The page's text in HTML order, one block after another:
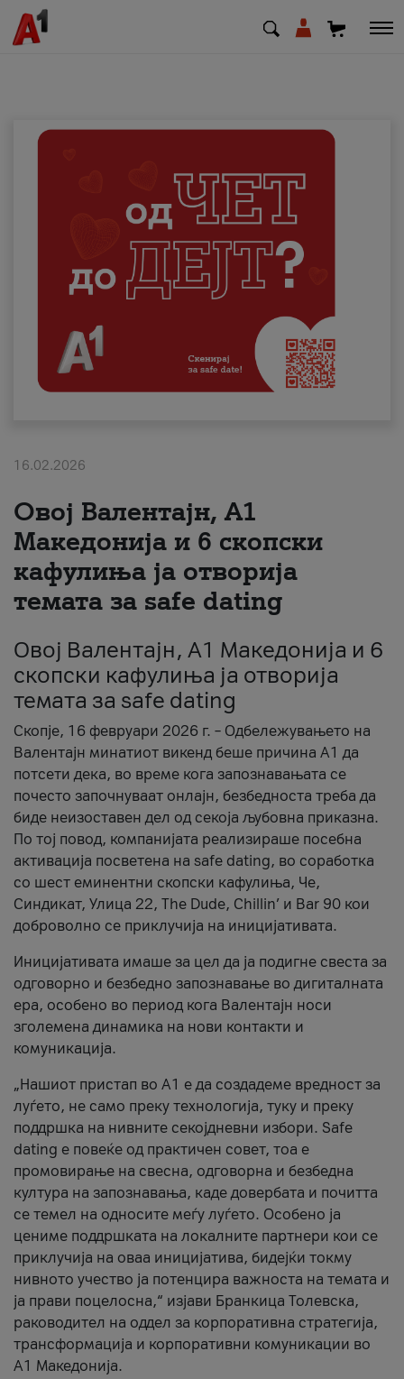
Деловни
Поддршка
Надополни кредит
Плати сметка
#ПодобарОнлајн
16.02.2026
Овој Валентајн, A1
Македонија и 6 скопски
кафулиња ја отворија
темата за safe dating
Овој Валентајн, A1 Македонија и 6
скопски кафулиња ја отворија
темата за safe dating
Скопје, 16 февруари 2026 г. – Одбележувањето на
Валентајн минатиот викенд беше причина А1 да
потсети дека, во време кога запознавањата се
почесто започнуваат онлајн, безбедноста треба да
биде неизоставен дел од секоја љубовна приказна.
По тој повод, компанијата реализираше посебна
активација посветена на safe dating, во соработка
со шест еминентни скопски кафулиња, Че,
Синдикат, Улица 22, The Dude, Chillin’ и Bar 90 кои
доброволно се приклучија на иницијативата.
Иницијативата имаше за цел да ја подигне свеста за
одговорно и безбедно запознавање во дигиталната
ера, особено во период кога Валентајн носи
зголемена динамика на нови контакти и
комуникација.
„Нашиот пристап во А1 е да создадеме вредност за
луѓето, не само преку технологија, туку и преку
поддршка на нивните секојдневни избори. Safe
dating е повеќе од практичен совет, тоа е
промовирање на свесна, одговорна и безбедна
култура на запознавања, каде довербата и почитта
се темел на односите меѓу луѓето. Особено ја
цениме поддршката на локалните партнери кои се
приклучија на оваа иницијатива, бидејќи токму
нивното учество ја потенцира важноста на темата и
ја прави поцелосна,“ изјави Бранкица Толевска,
раководител на оддел за корпоративна стратегија,
трансформација и корпоративни комуникации во
А1 Македонија.